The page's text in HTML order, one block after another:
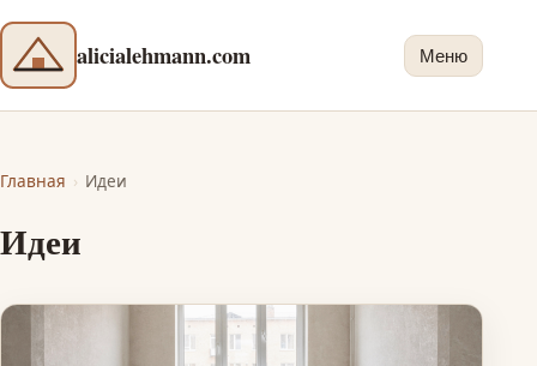
alicialehmann.com Меню
Главная › Идеи
Идеи